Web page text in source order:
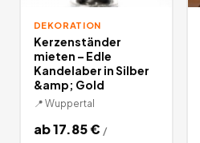
DEKORATION
Kerzenständer
mieten – Edle
Kandelaber in Silber
&amp; Gold
📍 Wuppertal
ab17.85€ /